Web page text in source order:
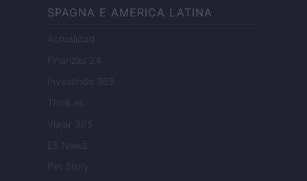
SPAGNA E AMERICA LATINA
Actualidad
Finanzas 24
Investindo 365
Think.es
Viajar 365
ES Newz
Pet Story